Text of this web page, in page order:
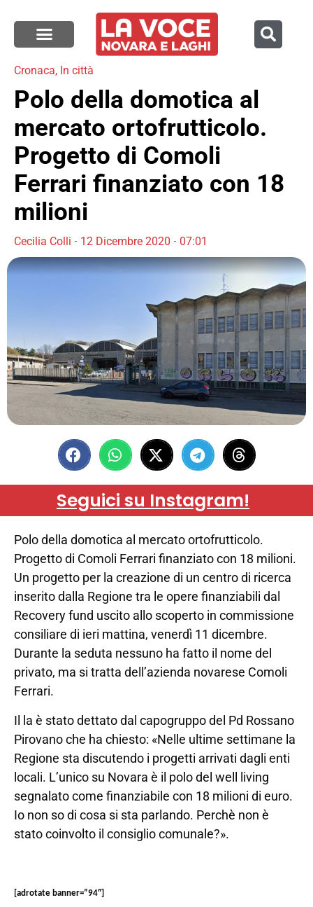
Cronaca, In città
Polo della domotica al
mercato ortofrutticolo.
Progetto di Comoli
Ferrari finanziato con 18
milioni
Cecilia Colli 12 Dicembre 2020 07:01
Seguici su Instagram!
Polo della domotica al mercato ortofrutticolo.
Progetto di Comoli Ferrari finanziato con 18 milioni.
Un progetto per la creazione di un centro di ricerca
inserito dalla Regione tra le opere finanziabili dal
Recovery fund uscito allo scoperto in commissione
consiliare di ieri mattina, venerdì 11 dicembre.
Durante la seduta nessuno ha fatto il nome del
privato, ma si tratta dell’azienda novarese Comoli
Ferrari.
Il la è stato dettato dal capogruppo del Pd Rossano
Pirovano che ha chiesto: «Nelle ultime settimane la
Regione sta discutendo i progetti arrivati dagli enti
locali. L’unico su Novara è il polo del well living
segnalato come finanziabile con 18 milioni di euro.
Io non so di cosa si sta parlando. Perchè non è
stato coinvolto il consiglio comunale?».
[adrotate banner=”94″]